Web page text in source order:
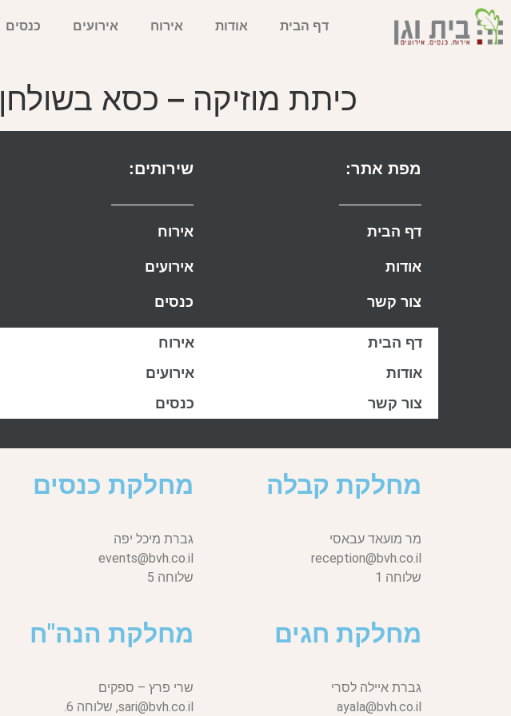
דף הבית אודות אירוח אירועים כנסים
כיתת מוזיקה – כסא בשולחן
מפת אתר:
דף הבית
אודות
צור קשר
דף הבית
אודות
צור קשר
שירותים:
אירוח
אירועים
כנסים
אירוח
אירועים
כנסים
מחלקת קבלה
מר מועאד עבאסי
reception@bvh.co.il
שלוחה 1
מחלקת כנסים
גברת מיכל יפה
events@bvh.co.il
שלוחה 5
מחלקת חגים
גברת איילה לסרי
ayala@bvh.co.il
מחלקת הנה"ח
שרי פרץ – ספקים
sari@bvh.co.il, שלוחה 6.